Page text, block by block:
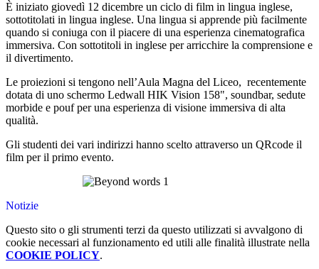
È iniziato giovedì 12 dicembre un ciclo di film in lingua inglese,
sottotitolati in lingua inglese. Una lingua si apprende più facilmente
quando si coniuga con il piacere di una esperienza cinematografica
immersiva. Con sottotitoli in inglese per arricchire la comprensione e
il divertimento.
Le proiezioni si tengono nell’Aula Magna del Liceo, recentemente
dotata di uno schermo Ledwall HIK Vision 158", soundbar, sedute
morbide e pouf per una esperienza di visione immersiva di alta
qualità.
Gli studenti dei vari indirizzi hanno scelto attraverso un QRcode il
film per il primo evento.
Notizie
Questo sito o gli strumenti terzi da questo utilizzati si avvalgono di
cookie necessari al funzionamento ed utili alle finalità illustrate nella
COOKIE POLICY.